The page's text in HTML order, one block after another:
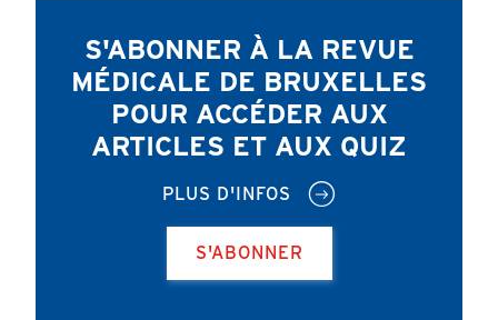
S'ABONNER À LA REVUE
MÉDICALE DE BRUXELLES
POUR ACCÉDER AUX
ARTICLES ET AUX QUIZ
PLUS D'INFOS
S'ABONNER